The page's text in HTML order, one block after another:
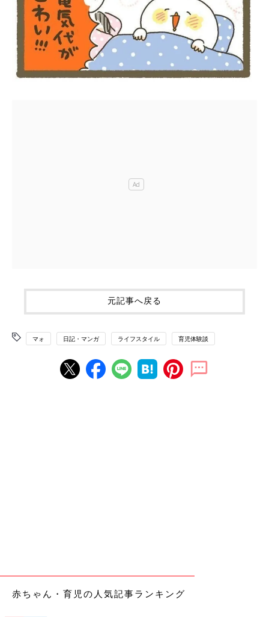
元記事へ戻る
マォ 日記・マンガ ライフスタイル 育児体験談
赤ちゃん・育児の人気記事ランキング